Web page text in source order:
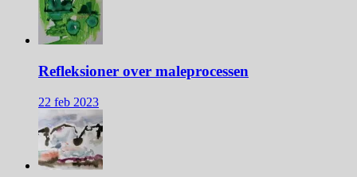
Refleksioner over maleprocessen
22 feb 2023